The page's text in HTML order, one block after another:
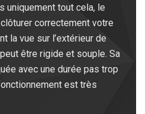
uniquement tout cela, le
correctement votre
la vue sur l’extérieur de
être rigide et souple. Sa
avec une durée pas trop
est très